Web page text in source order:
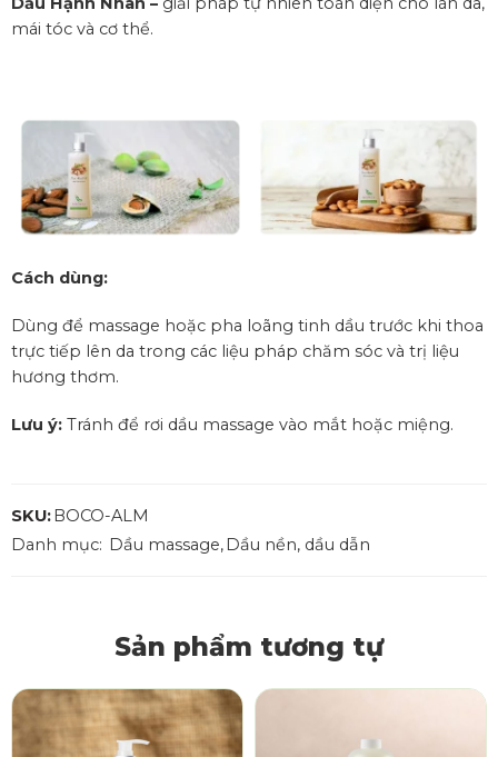
mái tóc và cơ thể.
Cách dùng:
Dùng để massage hoặc pha loãng tinh dầu trước khi thoa
trực tiếp lên da trong các liệu pháp chăm sóc và trị liệu
hương thơm.
Lưu ý: Tránh để rơi dầu massage vào mắt hoặc miệng.
SKU: BOCO-ALM
Danh mục: Dầu massage, Dầu nền, dầu dẫn
Sản phẩm tương tự